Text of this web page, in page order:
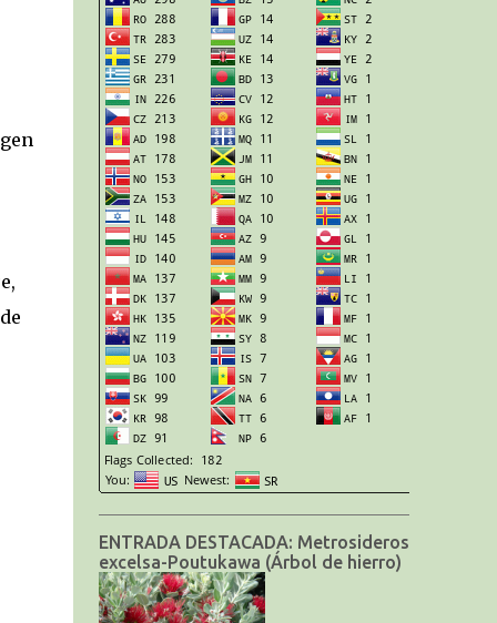
ENTRADA DESTACADA: Metrosideros
excelsa-Poutukawa (Árbol de hierro)